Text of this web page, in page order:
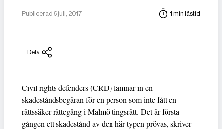
Publicerad 5 juli, 2017 1 min lästid
Dela
Civil rights defenders (CRD) lämnar in en
skadeståndsbegäran för en person som inte fått en
rättssäker rättegång i Malmö tingsrätt. Det är första
gången ett skadestånd av den här typen prövas, skriver